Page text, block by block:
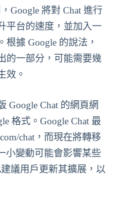
Google 將對 Chat 進行
平台的速度，並加入一
據 Google 的說法，
的一部分，可能需要幾
效。
Google Chat 的網頁網
格式。Google Chat 最
chat，而現在將轉移
小變動可能會影響某些
議用戶更新其擴展，以